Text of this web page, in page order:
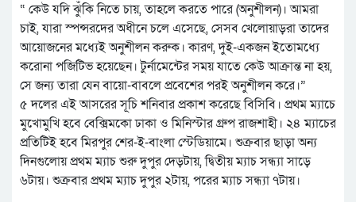
“ কেউ যদি ঝুঁকি নিতে চায়, তাহলে করতে পারে (অনুশীলন)। আমরা
চাই, যারা স্পন্সরদের অধীনে চলে এসেছে, সেসব খেলোয়াড়রা তাদের
আয়োজনের মধ্যেই অনুশীলন করুক। কারণ, দুই-একজন ইতোমধ্যে
করোনা পজিটিভ হয়েছেন। টুর্নামেন্টের সময় যাতে কেউ আক্রান্ত না হয়,
সে জন্য তারা যেন বায়ো-বাবলে প্রবেশের পরই অনুশীলন করে।”
৫ দলের এই আসরের সূচি শনিবার প্রকাশ করেছে বিসিবি। প্রথম ম্যাচে
মুখোমুখি হবে বেক্সিমকো ঢাকা ও মিনিস্টার গ্রুপ রাজশাহী। ২৪ ম্যাচের
প্রতিটিই হবে মিরপুর শের-ই-বাংলা স্টেডিয়ামে। শুক্রবার ছাড়া অন্য
দিনগুলোয় প্রথম ম্যাচ শুরু দুপুর দেড়টায়, দ্বিতীয় ম্যাচ সন্ধ্যা সাড়ে
৬টায়। শুক্রবার প্রথম ম্যাচ দুপুর ২টায়, পরের ম্যাচ সন্ধ্যা ৭টায়।